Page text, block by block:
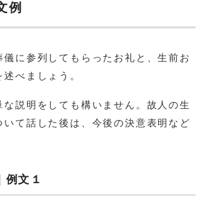
例
に参列してもらったお礼と、生前お
べましょう。
説明をしても構いません。故人の生
て話した後は、今後の決意表明など
例文１